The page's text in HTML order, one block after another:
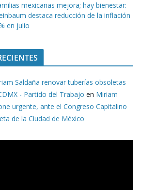
mexicanas mejora; hay bienestar:
destaca reducción de la inflación
en julio
Saldaña renovar tuberías obsoletas
- Partido del Trabajo en Miriam
urgente, ante el Congreso Capitalino
de la Ciudad de México